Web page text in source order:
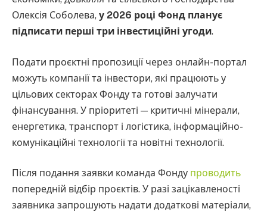
Олексія Соболева, у 2026 році Фонд планує
підписати перші три інвестиційні угоди.
Подати проєктні пропозиції через онлайн-портал
можуть компанії та інвестори, які працюють у
цільових секторах Фонду та готові залучати
фінансування. У пріоритеті — критичні мінерали,
енергетика, транспорт і логістика, інформаційно-
комунікаційні технології та новітні технології.
Після подання заявки команда Фонду проводить
попередній відбір проєктів. У разі зацікавленості
заявника запрошують надати додаткові матеріали,